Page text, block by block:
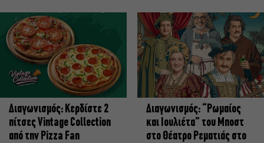
Διαγωνισμός: Κερδίστε 2
πίτσες Vintage Collection
από την Pizza Fan
Διαγωνισμός: “Ρωμαίος
και Ιουλιέτα” του Μποστ
στο Θέατρο Ρεματιάς στο